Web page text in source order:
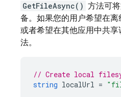
GetFileAsync() 方法可
备。如果您的用户希望在离
或者希望在其他应用中共
法。
// Create local
string localUrl =